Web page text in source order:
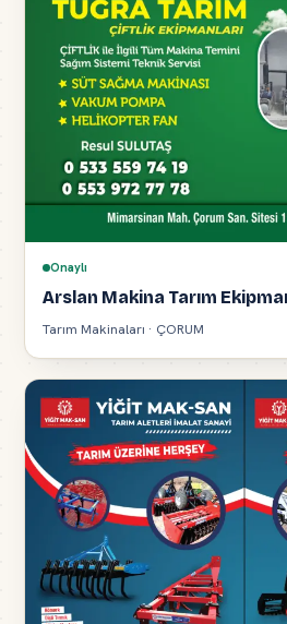
Onaylı
Arslan Makina Tarım
Tarım Makinaları · ÇORUM